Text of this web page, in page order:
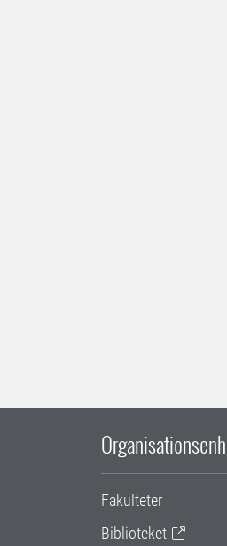
Fakulteter
Biblioteket